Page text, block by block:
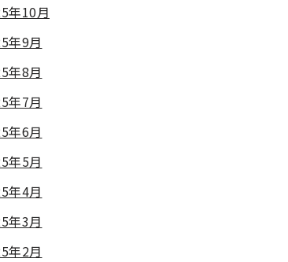
年10月
年9月
年8月
年7月
年6月
年5月
年4月
年3月
年2月